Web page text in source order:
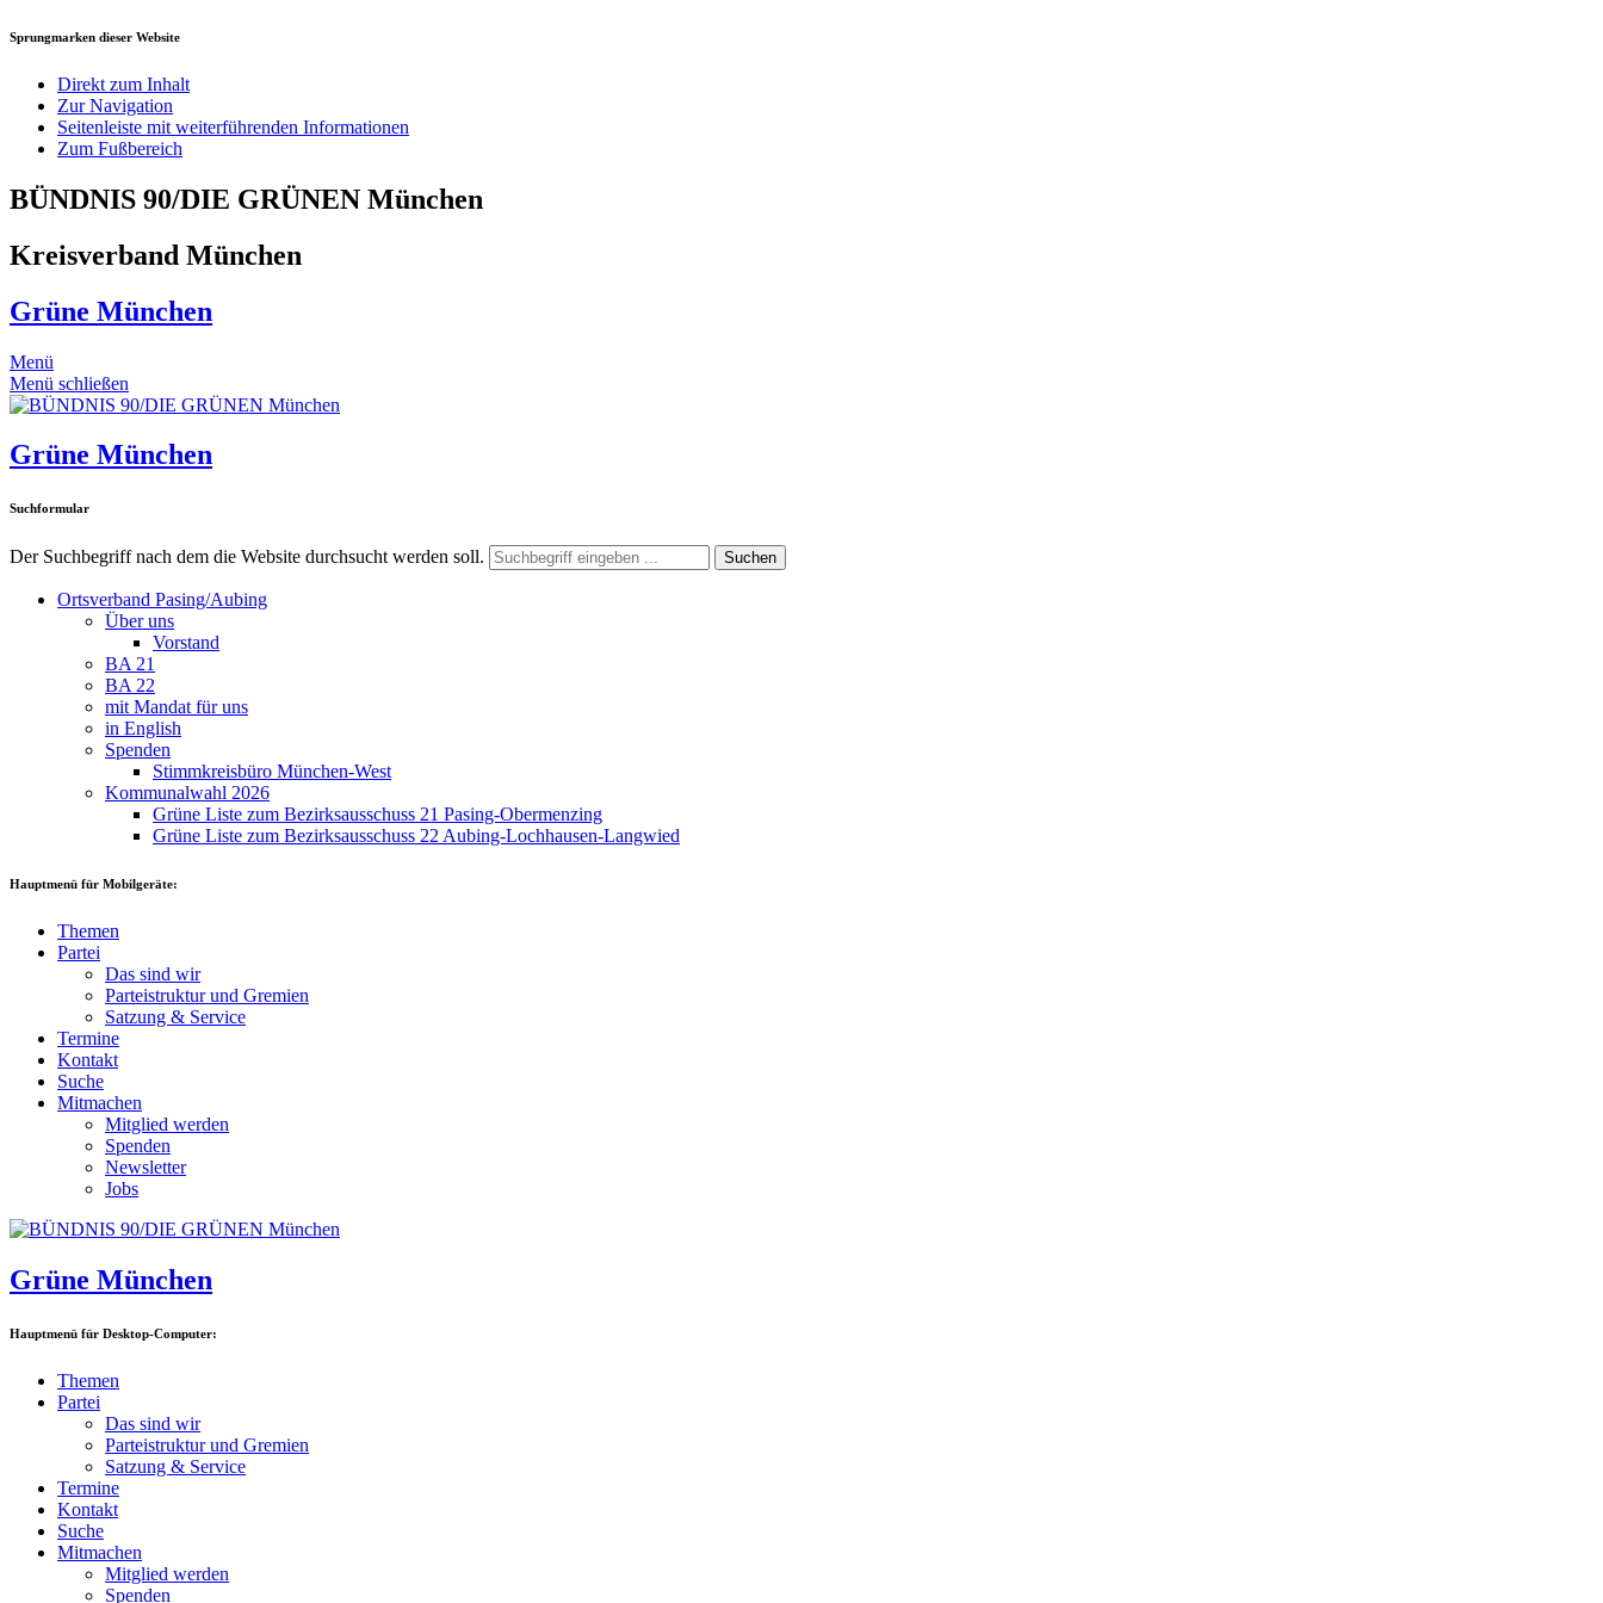
Sprungmarken dieser Website
Direkt zum Inhalt
Zur Navigation
Seitenleiste mit weiterführenden Informationen
Zum Fußbereich
BÜNDNIS 90/DIE GRÜNEN München
Kreisverband München
Grüne München
Menü
Menü schließen
Grüne München
Suchformular
Der Suchbegriff nach dem die Website durchsucht werden soll. Suchen
Ortsverband Pasing/Aubing
Über uns
Vorstand
BA 21
BA 22
mit Mandat für uns
in English
Spenden
Stimmkreisbüro München-West
Kommunalwahl 2026
Grüne Liste zum Bezirksausschuss 21 Pasing-Obermenzing
Grüne Liste zum Bezirksausschuss 22 Aubing-Lochhausen-Langwied
Hauptmenü für Mobilgeräte:
Themen
Partei
Das sind wir
Parteistruktur und Gremien
Satzung & Service
Termine
Kontakt
Suche
Mitmachen
Mitglied werden
Spenden
Newsletter
Jobs
Grüne München
Hauptmenü für Desktop-Computer:
Themen
Partei
Das sind wir
Parteistruktur und Gremien
Satzung & Service
Termine
Kontakt
Suche
Mitmachen
Mitglied werden
Spenden